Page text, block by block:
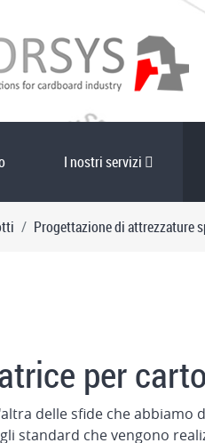
I nostri servizi
Progettazione di attrezzature
per
delle sfide che
standard che vengono